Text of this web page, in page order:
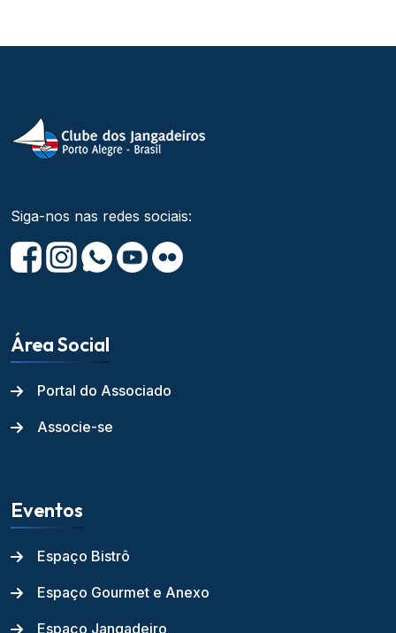
Siga-nos nas redes sociais:
Área Social
Portal do Associado
Associe-se
Eventos
Espaço Bistrô
Espaço Gourmet e Anexo
Espaço Jangadeiro